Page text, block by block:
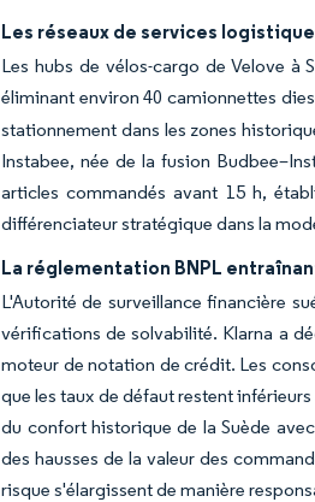
Les réseaux de services
Les hubs de vélos-cargo de Velove
éliminant environ 40 camionnettes
stationnement dans les zones
Instabee, née de la fusion
articles commandés avant 15 h,
différenciateur stratégique dans la
La réglementation BNPL
L'Autorité de surveillance financière
vérifications de solvabilité. Klarna a
moteur de notation de crédit. Les
que les taux de défaut restent
du confort historique de la Suède
des hausses de la valeur des
risque s'élargissent de manière